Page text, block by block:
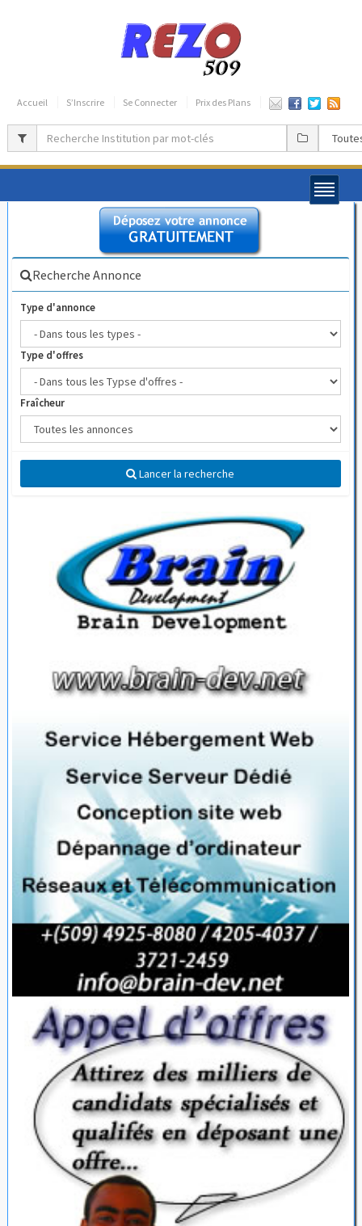
Accueil S’Inscrire Se Connecter Prix des Plans
Recherche Annonce
Type d'annonce
Type d'offres
Fraîcheur
Lancer la recherche